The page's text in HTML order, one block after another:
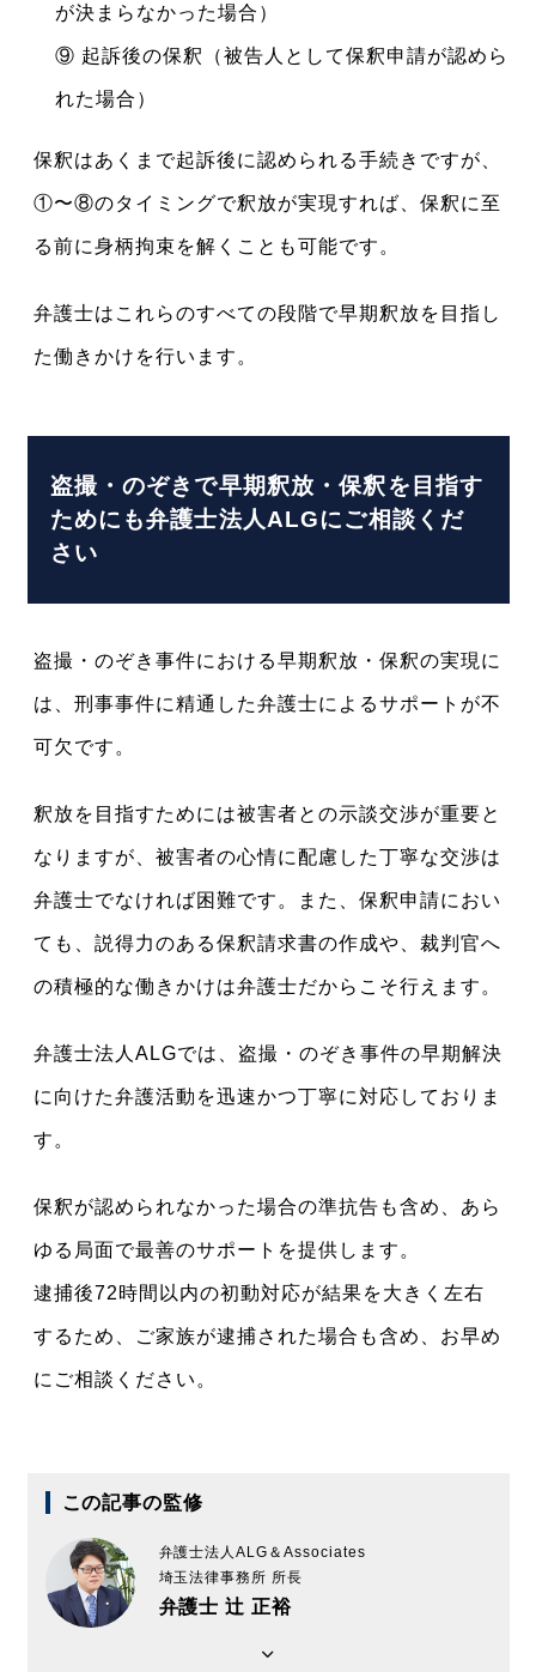
が決まらなかった場合）
⑨ 起訴後の保釈（被告人として保釈申請が認めら
れた場合）
保釈はあくまで起訴後に認められる手続きですが、
①〜⑧のタイミングで釈放が実現すれば、保釈に至
る前に身柄拘束を解くことも可能です。
弁護士はこれらのすべての段階で早期釈放を目指し
た働きかけを行います。
盗撮・のぞきで早期釈放・保釈を目指す
ためにも弁護士法人ALGにご相談くだ
さい
盗撮・のぞき事件における早期釈放・保釈の実現に
は、刑事事件に精通した弁護士によるサポートが不
可欠です。
釈放を目指すためには被害者との示談交渉が重要と
なりますが、被害者の心情に配慮した丁寧な交渉は
弁護士でなければ困難です。また、保釈申請におい
ても、説得力のある保釈請求書の作成や、裁判官へ
の積極的な働きかけは弁護士だからこそ行えます。
弁護士法人ALGでは、盗撮・のぞき事件の早期解決
に向けた弁護活動を迅速かつ丁寧に対応しておりま
す。
保釈が認められなかった場合の準抗告も含め、あら
ゆる局面で最善のサポートを提供します。
逮捕後72時間以内の初動対応が結果を大きく左右
するため、ご家族が逮捕された場合も含め、お早め
にご相談ください。
この記事の監修
弁護士法人ALG＆Associates
埼玉法律事務所 所長
弁護士 辻 正裕